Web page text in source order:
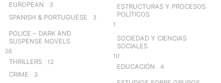
EUROPEAN 3
SPANISH & PORTUGUESE 3
POLICE – DARK AND
SUSPENSE NOVELS
26
THRILLERS 12
CRIME 3
ESTRUCTURAS Y PROCESOS
POLÍTICOS
1
SOCIEDAD Y CIENCIAS
SOCIALES
10
EDUCACIÓN 4